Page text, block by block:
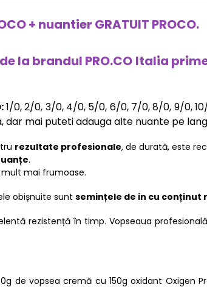
+ nuantier GRATUIT PROCO.
la brandul PRO.CO Italia
1/0, 2/0, 3/0, 4/0, 5/0, 6/0, 7/0, 8/0, 9/0,
dar mai puteti adauga alte nuante pe
rezultate profesionale, de durată, este
.
mult mai frumoase.
obișnuite sunt semințele de in cu conținut
rezistență în timp. Vopseaua
de vopsea cremă cu 150g oxidant Oxigen